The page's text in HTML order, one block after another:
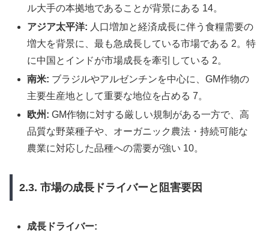
ル大手の本拠地であることが背景にある 14。
アジア太平洋: 人口増加と経済成長に伴う食糧需要の
増大を背景に、最も急成長している市場である 2。特
に中国とインドが市場成長を牽引している 2。
南米: ブラジルやアルゼンチンを中心に、GM作物の
主要生産地として重要な地位を占める 7。
欧州: GM作物に対する厳しい規制がある一方で、高
品質な野菜種子や、オーガニック農法・持続可能な
農業に対応した品種への需要が強い 10。
2.3. 市場の成長ドライバーと阻害要因
成長ドライバー: